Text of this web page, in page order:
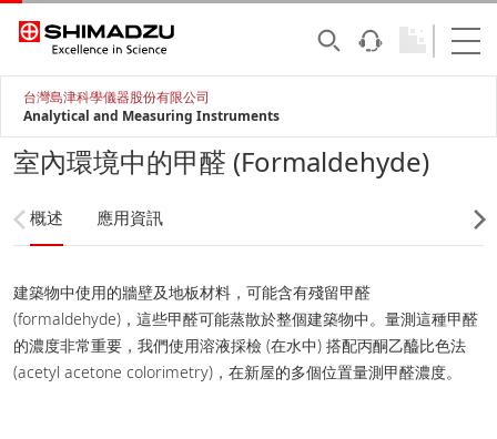
台灣島津科學儀器股份有限公司
Analytical and Measuring Instruments
室內環境中的甲醛 (Formaldehyde)
概述 應用資訊
建築物中使用的牆壁及地板材料，可能含有殘留甲醛
(formaldehyde)，這些甲醛可能蒸散於整個建築物中。量測這種甲醛
的濃度非常重要，我們使用溶液採檢 (在水中) 搭配丙酮乙醯比色法
(acetyl acetone colorimetry)，在新屋的多個位置量測甲醛濃度。